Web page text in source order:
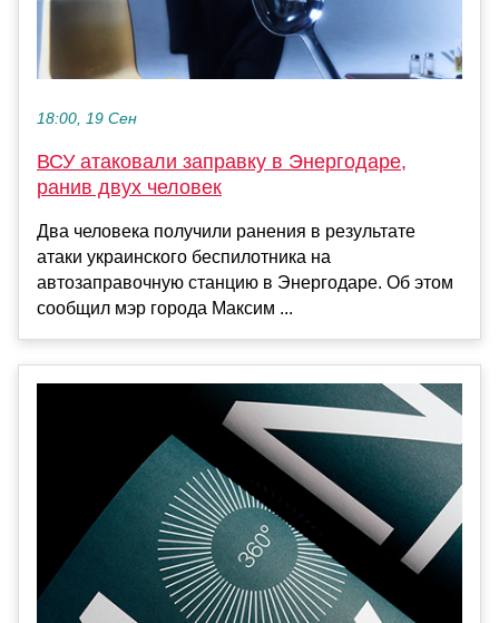
18:00, 19 Сен
ВСУ атаковали заправку в Энергодаре,
ранив двух человек
Два человека получили ранения в результате
атаки украинского беспилотника на
автозаправочную станцию в Энергодаре. Об этом
сообщил мэр города Максим ...